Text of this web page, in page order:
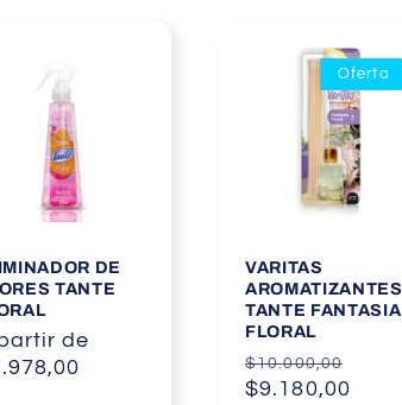
DE
TANTE
de
Oferta
VARITAS
AROMATIZANTES
TANTE FANTASIA
FLORAL
Precio
habitual
$10.000,00
$9.180,00